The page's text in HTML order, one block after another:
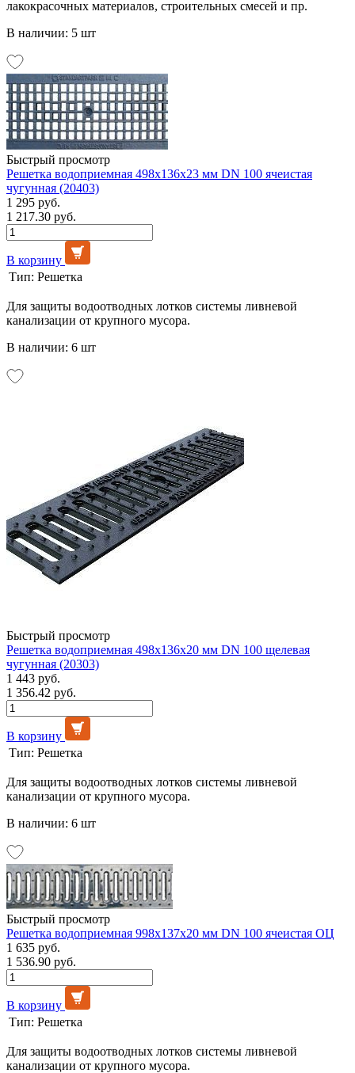
лакокрасочных материалов, строительных смесей и пр.
В наличии: 5 шт
Быстрый просмотр
Решетка водоприемная 498х136х23 мм DN 100 ячеистая
чугунная (20403)
1 295 руб.
1 217.30 руб.
В корзину
Тип: Решетка
Для защиты водоотводных лотков системы ливневой
канализации от крупного мусора.
В наличии: 6 шт
Быстрый просмотр
Решетка водоприемная 498х136х20 мм DN 100 щелевая
чугунная (20303)
1 443 руб.
1 356.42 руб.
В корзину
Тип: Решетка
Для защиты водоотводных лотков системы ливневой
канализации от крупного мусора.
В наличии: 6 шт
Быстрый просмотр
Решетка водоприемная 998х137х20 мм DN 100 ячеистая ОЦ
1 635 руб.
1 536.90 руб.
В корзину
Тип: Решетка
Для защиты водоотводных лотков системы ливневой
канализации от крупного мусора.